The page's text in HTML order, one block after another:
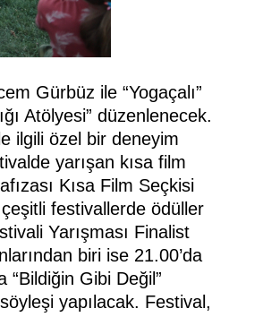
Gürbüz ile “Yogaçalı”
Atölyesi” düzenlenecek.
ilgili özel bir deneyim
yarışan kısa film
Kısa Film Seçkisi
festivallerde ödüller
Yarışması Finalist
biri ise 21.00’da
“Bildiğin Gibi Değil”
yapılacak. Festival,